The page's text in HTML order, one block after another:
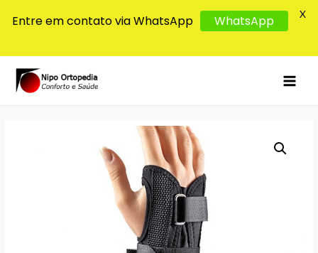
Entre em contato via WhatsApp WhatsApp X